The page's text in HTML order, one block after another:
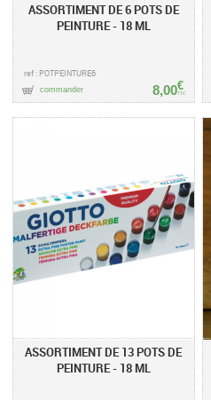
ASSORTIMENT DE 6 POTS DE
PEINTURE - 18 ML
ref : POTPEINTURE6
8,00€
TTC
commander
ASSORTIMENT DE 13 POTS DE
PEINTURE - 18 ML